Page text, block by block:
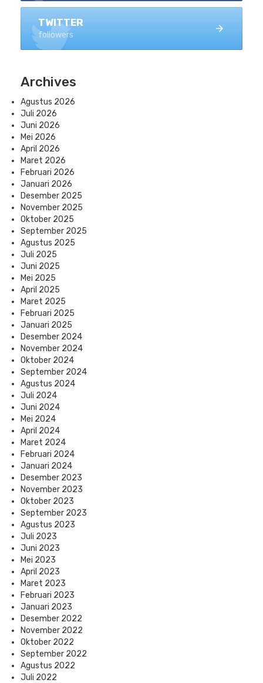
TWITTER
followers
Archives
Agustus 2026
Juli 2026
Juni 2026
Mei 2026
April 2026
Maret 2026
Februari 2026
Januari 2026
Desember 2025
November 2025
Oktober 2025
September 2025
Agustus 2025
Juli 2025
Juni 2025
Mei 2025
April 2025
Maret 2025
Februari 2025
Januari 2025
Desember 2024
November 2024
Oktober 2024
September 2024
Agustus 2024
Juli 2024
Juni 2024
Mei 2024
April 2024
Maret 2024
Februari 2024
Januari 2024
Desember 2023
November 2023
Oktober 2023
September 2023
Agustus 2023
Juli 2023
Juni 2023
Mei 2023
April 2023
Maret 2023
Februari 2023
Januari 2023
Desember 2022
November 2022
Oktober 2022
September 2022
Agustus 2022
Juli 2022